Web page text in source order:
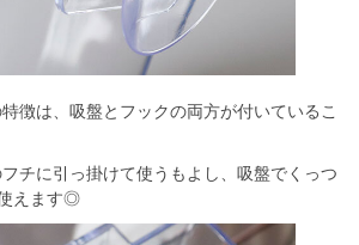
徴は、吸盤とフックの両方が付いているこ
チに引っ掛けて使うもよし、吸盤でくっつ
えます◎